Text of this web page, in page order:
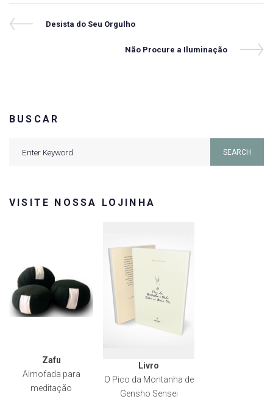
Navegação
Previous
Desista do Seu Orgulho
Next
Não Procure a Iluminação
BUSCAR
SEARCH
VISITE NOSSA LOJINHA
Zafu
Almofada para
meditação
Livro
O Pico da Montanha de
Gensho Sensei